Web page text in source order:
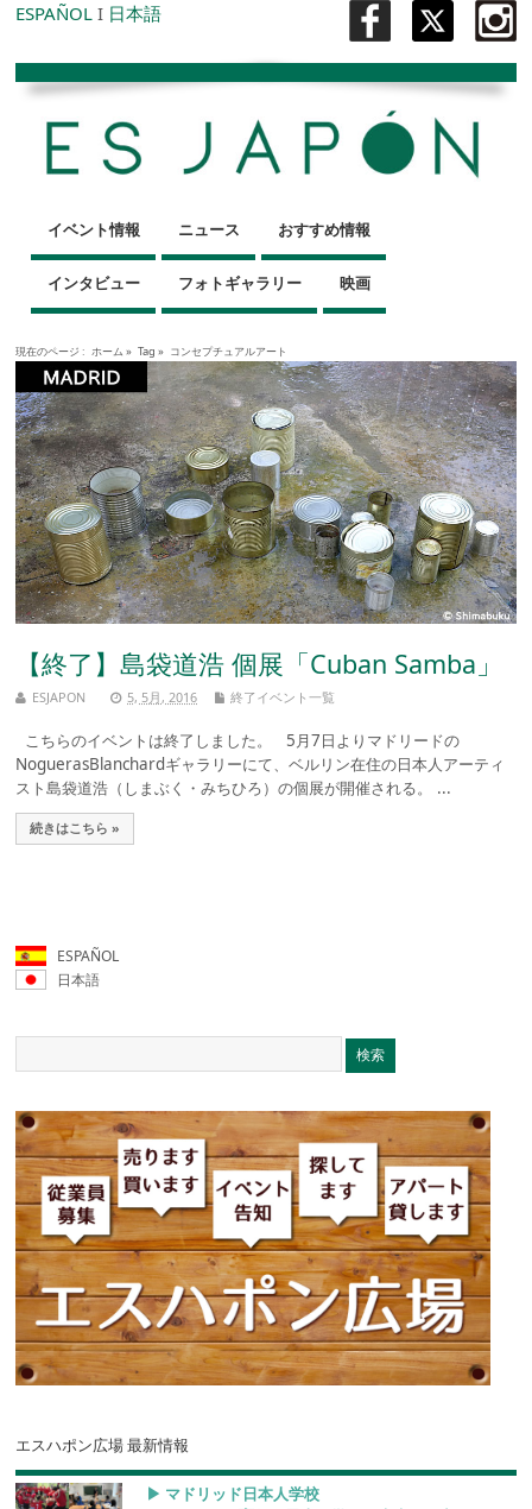
ESPAÑOL I 日本語
イベント情報 ニュース おすすめ情報
インタビュー フォトギャラリー 映画
現在のページ : ホーム » Tag » コンセプチュアルアート
【終了】島袋道浩 個展「Cuban Samba」
ESJAPON 5, 5月, 2016 終了イベント一覧
こちらのイベントは終了しました。 5月7日よりマドリードの
NoguerasBlanchardギャラリーにて、ベルリン在住の日本人アーティ
スト島袋道浩（しまぶく・みちひろ）の個展が開催される。 ...
続きはこちら »
ESPAÑOL
日本語
エスハポン広場 最新情報
▶︎ マドリッド日本人学校